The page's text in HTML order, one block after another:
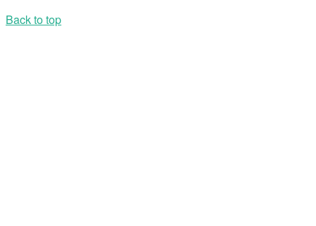
Back to top